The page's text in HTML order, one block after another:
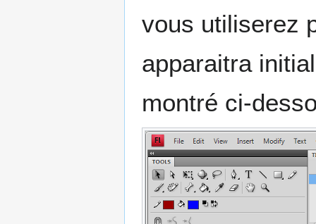
vous utiliserez
apparaitra
montré ci-